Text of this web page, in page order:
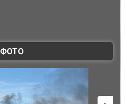
ФОТО